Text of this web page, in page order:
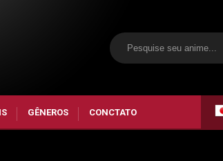
GÊNEROS CONCTATO